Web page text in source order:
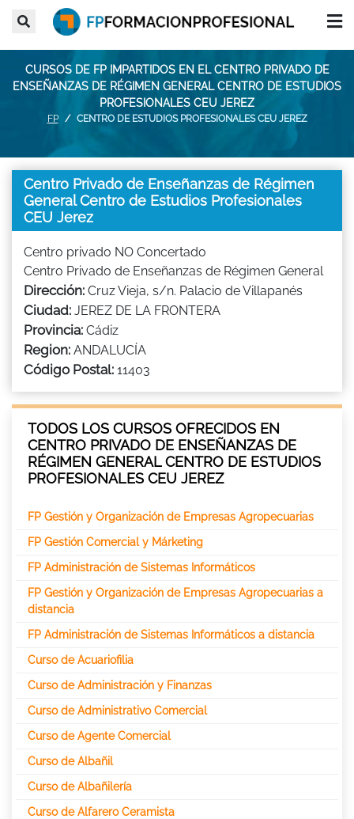
CURSOS DE FP IMPARTIDOS EN EL CENTRO PRIVADO DE
ENSEÑANZAS DE RÉGIMEN GENERAL CENTRO DE ESTUDIOS
PROFESIONALES CEU JEREZ
FP CENTRO DE ESTUDIOS PROFESIONALES CEU JEREZ
Centro Privado de Enseñanzas de Régimen
General Centro de Estudios Profesionales
CEU Jerez
Centro privado NO Concertado
Centro Privado de Enseñanzas de Régimen General
Dirección: Cruz Vieja, s/n. Palacio de Villapanés
Ciudad: JEREZ DE LA FRONTERA
Provincia: Cádiz
Region: ANDALUCÍA
Código Postal: 11403
TODOS LOS CURSOS OFRECIDOS EN
CENTRO PRIVADO DE ENSEÑANZAS DE
RÉGIMEN GENERAL CENTRO DE ESTUDIOS
PROFESIONALES CEU JEREZ
FP Gestión y Organización de Empresas Agropecuarias
FP Gestión Comercial y Márketing
FP Administración de Sistemas Informáticos
FP Gestión y Organización de Empresas Agropecuarias a
distancia
FP Administración de Sistemas Informáticos a distancia
Curso de Acuariofilia
Curso de Administración y Finanzas
Curso de Administrativo Comercial
Curso de Agente Comercial
Curso de Albañil
Curso de Albañilería
Curso de Alfarero Ceramista